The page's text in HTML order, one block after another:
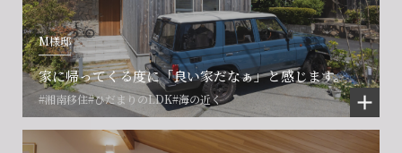
M様邸
家に帰ってくる度に「良い家だなぁ」と感じます。
#湘南移住#ひだまりのLDK#海の近く